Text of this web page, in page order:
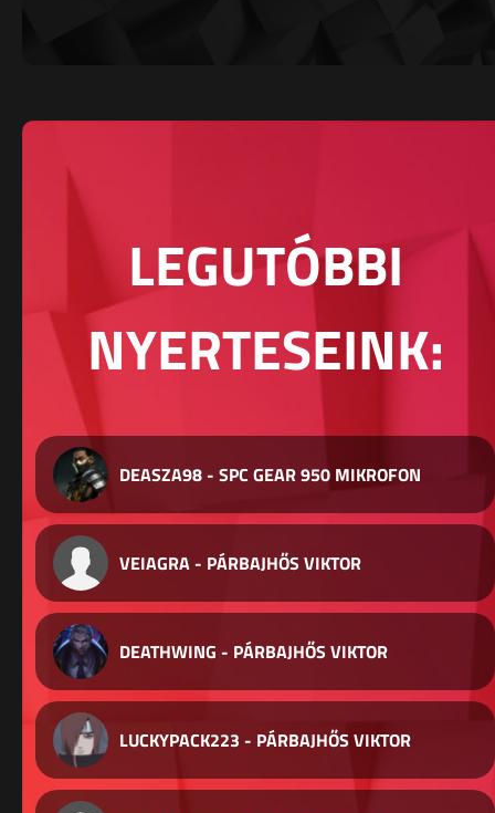
LEGUTÓBBI
NYERTESEINK:
DEASZA98 - SPC GEAR 950 MIKROFON
VEIAGRA - PÁRBAJHŐS VIKTOR
DEATHWING - PÁRBAJHŐS VIKTOR
LUCKYPACK223 - PÁRBAJHŐS VIKTOR